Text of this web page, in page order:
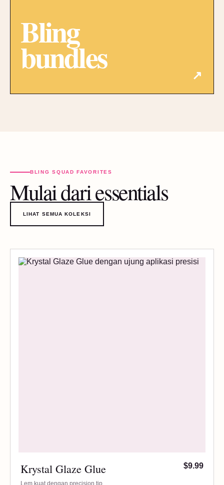
Bling
bundles ↗
BLING SQUAD FAVORITES
Mulai dari essentials
LIHAT SEMUA KOLEKSI
Krystal Glaze Glue
Lem kuat dengan precision tip
$9.99